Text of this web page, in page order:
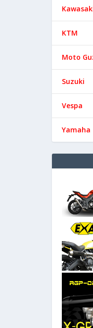
KTM
Moto
Suzuki
Vespa
Yamaha